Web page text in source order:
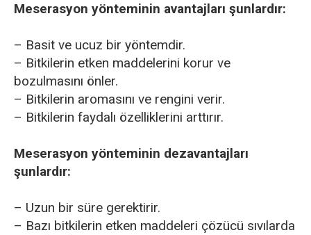
Meserasyon yönteminin avantajları şunlardır:
– Basit ve ucuz bir yöntemdir.
– Bitkilerin etken maddelerini korur ve
bozulmasını önler.
– Bitkilerin aromasını ve rengini verir.
– Bitkilerin faydalı özelliklerini arttırır.
Meserasyon yönteminin dezavantajları
şunlardır:
– Uzun bir süre gerektirir.
– Bazı bitkilerin etken maddeleri çözücü sıvılarda